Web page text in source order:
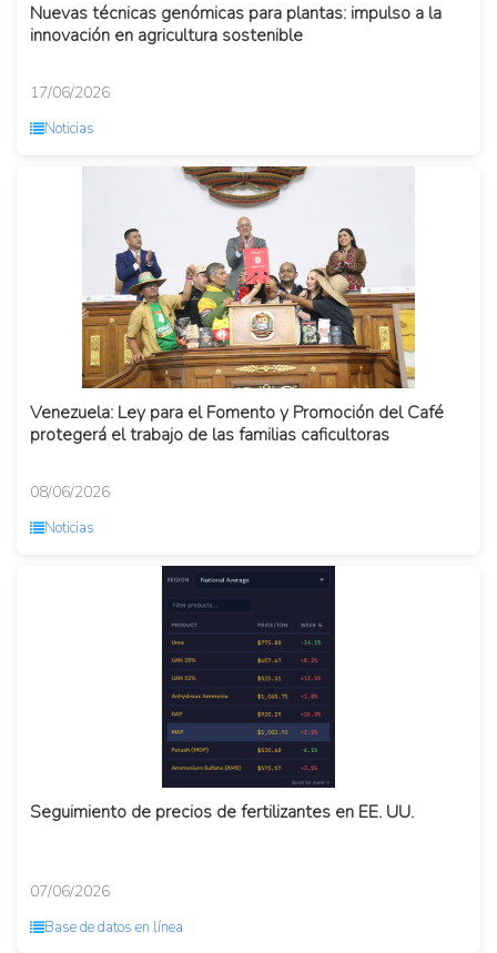
Nuevas técnicas genómicas para plantas: impulso a la
innovación en agricultura sostenible
17/06/2026
Noticias
Venezuela: Ley para el Fomento y Promoción del Café
protegerá el trabajo de las familias caficultoras
08/06/2026
Noticias
Seguimiento de precios de fertilizantes en EE. UU.
07/06/2026
Base de datos en línea